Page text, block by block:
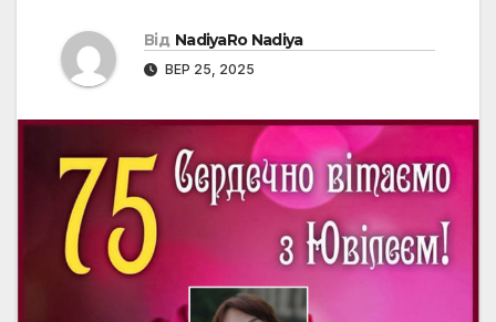
Від NadiyaRo Nadiya
ВЕР 25, 2025